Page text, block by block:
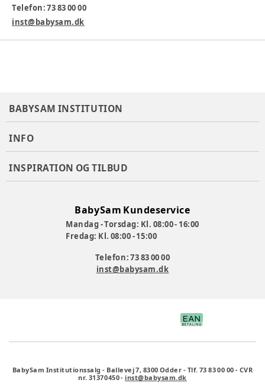
Telefon: 73 83 00 00
inst@babysam.dk
BABYSAM INSTITUTION
INFO
INSPIRATION OG TILBUD
BabySam Kundeservice
Mandag - Torsdag: Kl. 08:00 - 16:00
Fredag: Kl. 08:00 - 15:00
Telefon: 73 83 00 00
inst@babysam.dk
BabySam Institutionssalg - Ballevej 7, 8300 Odder - Tlf. 73 83 00 00 - CVR
nr. 31370450-inst@babysam.dk